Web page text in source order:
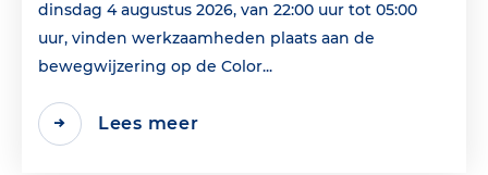
dinsdag 4 augustus 2026, van 22:00 uur tot 05:00
uur, vinden werkzaamheden plaats aan de
bewegwijzering op de Color...
Lees meer